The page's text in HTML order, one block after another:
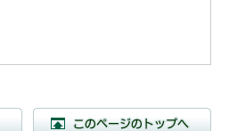
前のページに戻る